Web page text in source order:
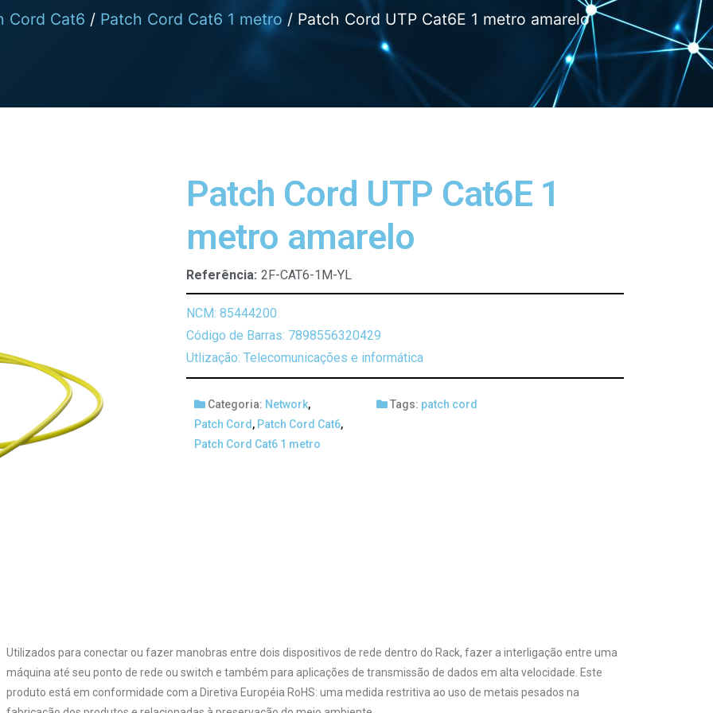
Cord Cat6 / Patch Cord Cat6 1 metro / Patch Cord UTP Cat6E 1 metro amarelo
Patch Cord UTP Cat6E 1
metro amarelo
Referência: 2F-CAT6-1M-YL
NCM: 85444200
Código de Barras: 7898556320429
Utlização: Telecomunicações e informática
Categoria: Network,
Patch Cord , Patch Cord Cat6,
Patch Cord Cat6 1 metro
Tags: patch cord
Utilizados para conectar ou fazer manobras entre dois dispositivos de rede dentro do Rack, fazer a interligação entre uma
máquina até seu ponto de rede ou switch e também para aplicações de transmissão de dados em alta velocidade. Este
produto está em conformidade com a Diretiva Européia RoHS: uma medida restritiva ao uso de metais pesados na